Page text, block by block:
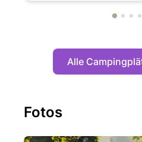
Alle
Fotos